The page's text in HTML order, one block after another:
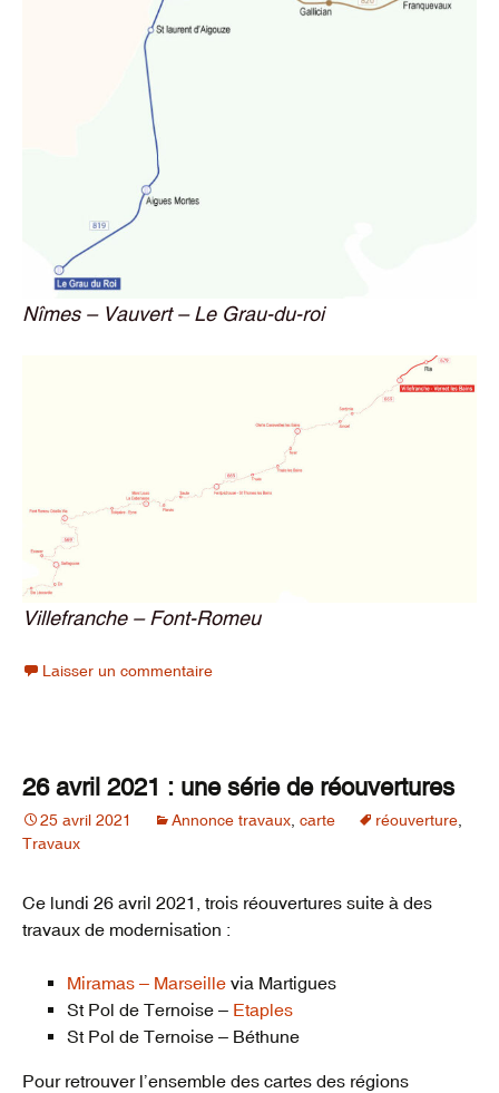
Nîmes – Vauvert – Le Grau-du-roi
Villefranche – Font-Romeu
Laisser un commentaire
26 avril 2021 : une série de réouvertures
25 avril 2021 Annonce travaux, carte réouverture,
Travaux
Ce lundi 26 avril 2021, trois réouvertures suite à des
travaux de modernisation :
Miramas – Marseille via Martigues
St Pol de Ternoise – Etaples
St Pol de Ternoise – Béthune
Pour retrouver l’ensemble des cartes des régions